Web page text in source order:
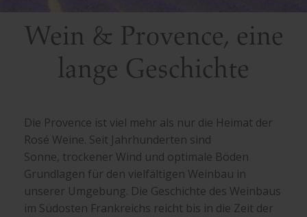
Wein & Provence, eine
lange Geschichte
Die Provence ist viel mehr als nur die Heimat der
Rosé Weine. Seit Jahrhunderten sind
Sonne, trockener Wind und optimale Böden
Grundlagen für den vielfältigen Weinbau in
unserer Umgebung. Die Geschichte des Weinbaus
im Südosten Frankreichs reicht bis in die Zeit der